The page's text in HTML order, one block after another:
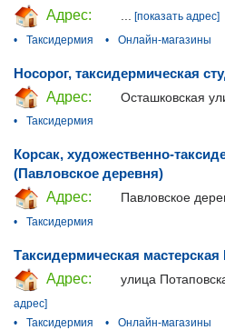
Адрес:
[показать адрес]
•
Таксидермия • Онлайн-магазины
Носорог, таксидермическая
Адрес:
Осташковская
•
Таксидермия
Корсак, художественно-
(Павловское деревня)
Адрес:
Павловское
•
Таксидермия
Таксидермическая
Адрес:
улица
адрес]
•
Таксидермия • Онлайн-магазины